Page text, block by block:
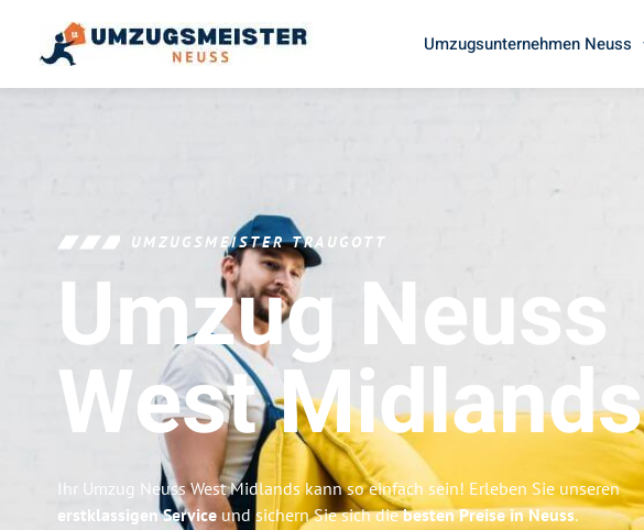
Umzugsunternehmen Neuss
UMZUGSMEISTER TRAUGOTT
Umzug Neuss
West Midlands
Ihr Umzug Neuss West Midlands kann so einfach sein! Erleben Sie unseren
erstklassigen Service und sichern Sie sich diebesten Preise in Neuss.